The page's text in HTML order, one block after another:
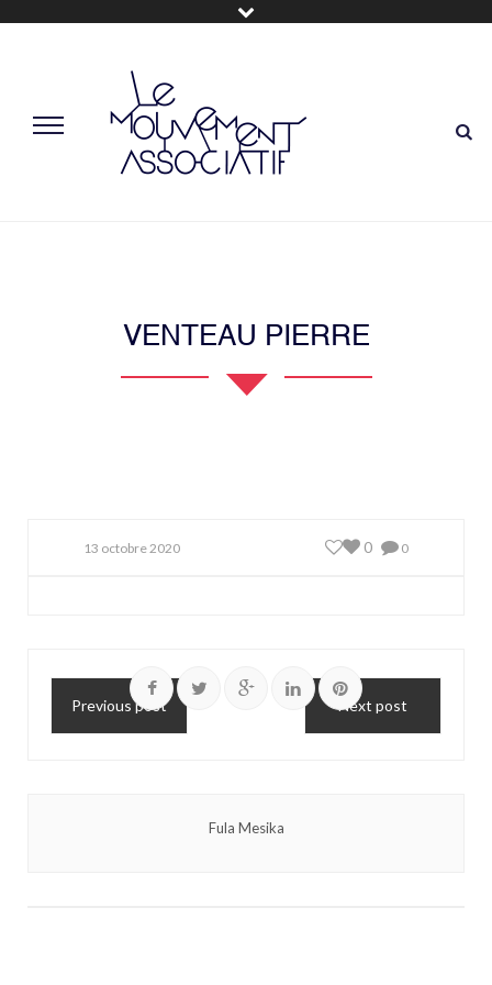
VENTEAU PIERRE
13 octobre 2020 0
0
Previous post Next post
Fula Mesika